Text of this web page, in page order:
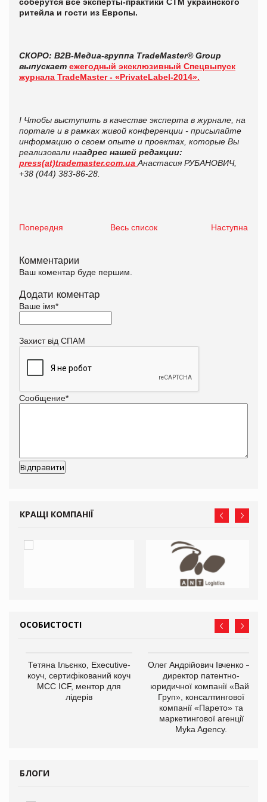
ритейла и гости из Европы.
СКОРО: B2B-Медиа-группа TradeMaster® Group
выпускает ежегодный эксклюзивный Спецвыпуск
журнала TradeMaster - «PrivateLabel-2014».
! Чтобы выступить в качестве эксперта в журнале, на
портале и в рамках живой конференции - присылайте
информацию о своем опыте и проектах, которые Вы
реализовали наадрес нашей редакции:
press(at)trademaster.com.ua Анастасия РУБАНОВИЧ,
+38 (044) 383-86-28.
Попередня Весь список Наступна
Комментарии
Ваш коментар буде першим.
Додати коментар
Ваше імя*
Захист від СПАМ
Сообщение*
КРАЩІ КОМПАНІЇ
ОСОБИСТОСТІ
Тетяна Ільєнко, Executive-
коуч, сертифікований коуч
МСС ICF, ментор для
лідерів
Олег Андрійович Івченко —
директор патентно-
юридичної компанії «Вайз
Груп», консалтингової
компанії «Парето» та
маркетингової агенції
Myka Agency.
БЛОГИ